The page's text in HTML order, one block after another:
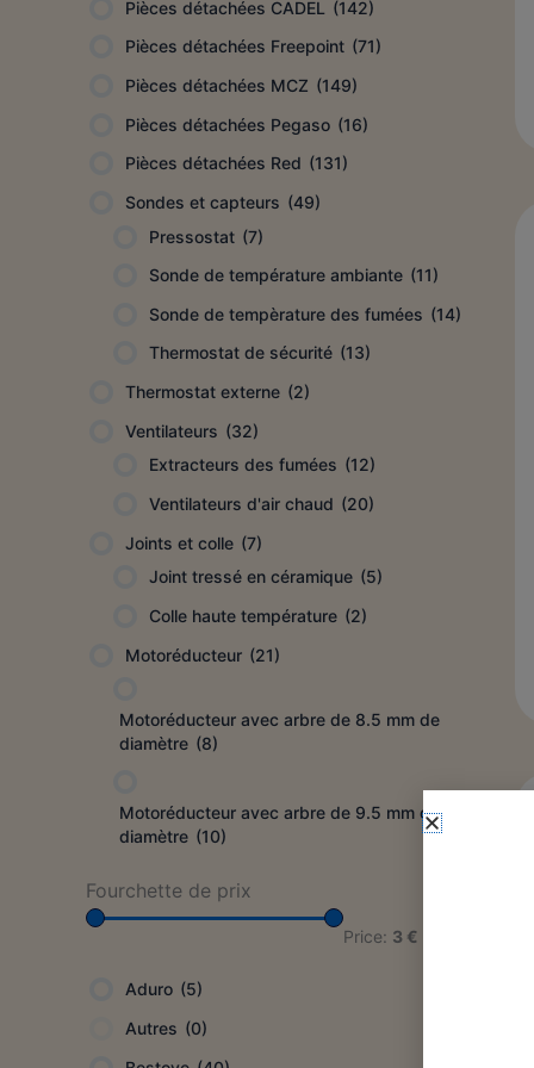
Pièces détachées CADEL (142)
Pièces détachées Freepoint (71)
Pièces détachées MCZ (149)
Pièces détachées Pegaso (16)
Pièces détachées Red (131)
Sondes et capteurs (49)
Pressostat (7)
Sonde de température ambiante (11)
Sonde de tempèrature des fumées (14)
Thermostat de sécurité (13)
Thermostat externe (2)
Ventilateurs (32)
Extracteurs des fumées (12)
Ventilateurs d'air chaud (20)
Joints et colle (7)
Joint tressé en céramique (5)
Colle haute température (2)
Motoréducteur (21)
Motoréducteur avec arbre de 8.5 mm de
diamètre (8)
Motoréducteur avec arbre de 9.5 mm de
diamètre (10)
Fourchette de prix
Price: 3 €
Aduro (5)
Autres (0)